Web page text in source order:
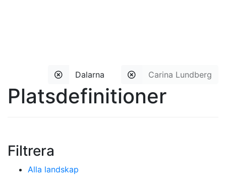
Carina Lundberg
Dalarna
Platsdefinitioner
Filtrera
Alla landskap